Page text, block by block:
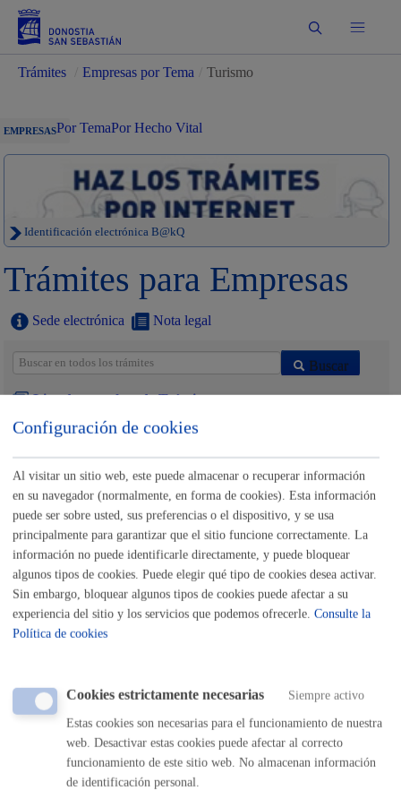
Buscar
Trámites Empresas por Tema Turismo
EMPRESASPor TemaPor Hecho Vital
Identificación electrónica B@kQ
Trámites para Empresas
Sede electrónica Nota legal
Buscar
Listado completo de Trámites
Turismo
Autorización para ocupar la vía pública con actividades,
eventos,...
* Online con certificado electrónico
ONLINE
PRESENCIAL
TELÉFONO
MÁQUINA
puntuales
ONLINE
PRESENCIAL
TELÉFONO
Configuración de cookies
Al visitar un sitio web, este puede almacenar o recuperar información
en su navegador (normalmente, en forma de cookies). Esta información
puede ser sobre usted, sus preferencias o el dispositivo, y se usa
principalmente para garantizar que el sitio funcione correctamente. La
información no puede identificarle directamente, y puede bloquear
algunos tipos de cookies. Puede elegir qué tipo de cookies desea activar.
Sin embargo, bloquear algunos tipos de cookies puede afectar a su
experiencia del sitio y los servicios que podemos ofrecerle. Consulte la
Política de cookies
Cookies estrictamente necesarias Siempre activo
Estas cookies son necesarias para el funcionamiento de nuestra
web. Desactivar estas cookies puede afectar al correcto
funcionamiento de este sitio web. No almacenan información
de identificación personal.